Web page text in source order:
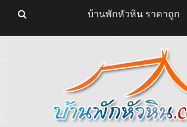
บ้านพักหัวหิน ราคาถูก